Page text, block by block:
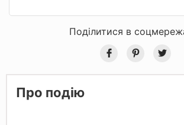
Поділитися в
Про подію